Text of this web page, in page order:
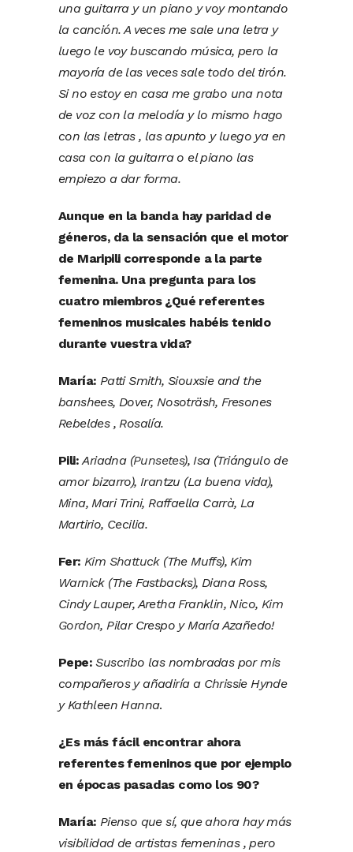
una guitarra y un piano y voy montando
la canción. A veces me sale una letra y
luego le voy buscando música, pero la
mayoría de las veces sale todo del tirón.
Si no estoy en casa me grabo una nota
de voz con la melodía y lo mismo hago
con las letras , las apunto y luego ya en
casa con la guitarra o el piano las
empiezo a dar forma.
Aunque en la banda hay paridad de
géneros, da la sensación que el motor
de Maripili corresponde a la parte
femenina. Una pregunta para los
cuatro miembros ¿Qué referentes
femeninos musicales habéis tenido
durante vuestra vida?
María: Patti Smith, Siouxsie and the
banshees, Dover, Nosoträsh, Fresones
Rebeldes , Rosalía.
Pili: Ariadna (Punsetes), Isa (Triángulo de
amor bizarro), Irantzu (La buena vida),
Mina, Mari Trini, Raffaella Carrà, La
Martirio, Cecilia.
Fer: Kim Shattuck(The Muffs), Kim
Warnick (The Fastbacks), Diana Ross,
Cindy Lauper, Aretha Franklin, Nico, Kim
Gordon, Pilar Crespo y María Azañedo!
Pepe: Suscribo las nombradas por mis
compañeros y añadiría a Chrissie Hynde
y Kathleen Hanna.
¿Es más fácil encontrar ahora
referentes femeninos que por ejemplo
en épocas pasadas como los 90?
María: Pienso que sí, que ahora hay más
visibilidad de artistas femeninas , pero